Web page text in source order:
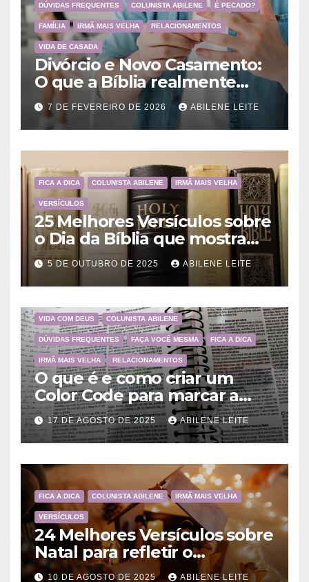
DÚVIDAS FREQUENTES COLUNISTA ABILENE É PECADO?
FAMÍLIA IRMÃ MAIS VELHA RELACIONAMENTOS
VIDA DE CASADA
Divórcio e Novo Casamento:
O que a Bíblia realmente
ensina
7 DE FEVEREIRO DE 2026 ABILENE LEITE
FICA A DICA COLUNISTA ABILENE IRMÃ MAIS VELHA
VERSÍCULOS
25 Melhores Versículos sobre
o Dia da Bíblia que mostram
a importância da Palavra de
Deus
5 DE OUTUBRO DE 2025 ABILENE LEITE
VIDA COM DEUS COLUNISTA ABILENE
DÚVIDAS FREQUENTES FAÇA VOCÊ MESMA FICA A DICA
IRMÃ MAIS VELHA RELACIONAMENTOS
O que é e como criar um
Color Code para marcar a
Bíblia?
17 DE AGOSTO DE 2025 ABILENE LEITE
FICA A DICA COLUNISTA ABILENE IRMÃ MAIS VELHA
VERSÍCULOS
24 Melhores Versículos sobre
Natal para refletir o
Nascimento de Jesus
10 DE AGOSTO DE 2025 ABILENE LEITE